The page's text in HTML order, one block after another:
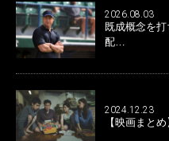
2026.08.03
既成概念を
配…
2024.12.23
【映画まと